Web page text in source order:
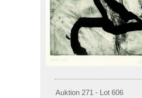
Auktion 271 - Lot 606